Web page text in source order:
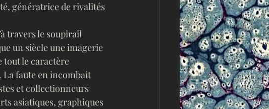
génératrice de rivalités
un siècle une imagerie
tout le caractère
faute en incombait
et collectionneurs
asiatiques, graphiques